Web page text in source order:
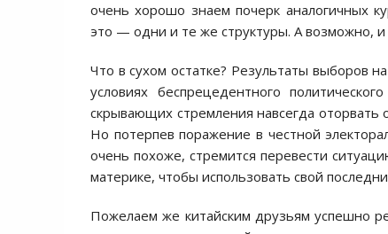
очень хорошо знаем почерк аналогичных
это — одни и те же структуры. А возможно, и
Что в сухом остатке? Результаты выборов
условиях беспрецедентного
скрывающих стремления навсегда
Но потерпев поражение в честной
очень похоже, стремится перевести
материке, чтобы использовать свой
Пожелаем же китайским друзьям успешно